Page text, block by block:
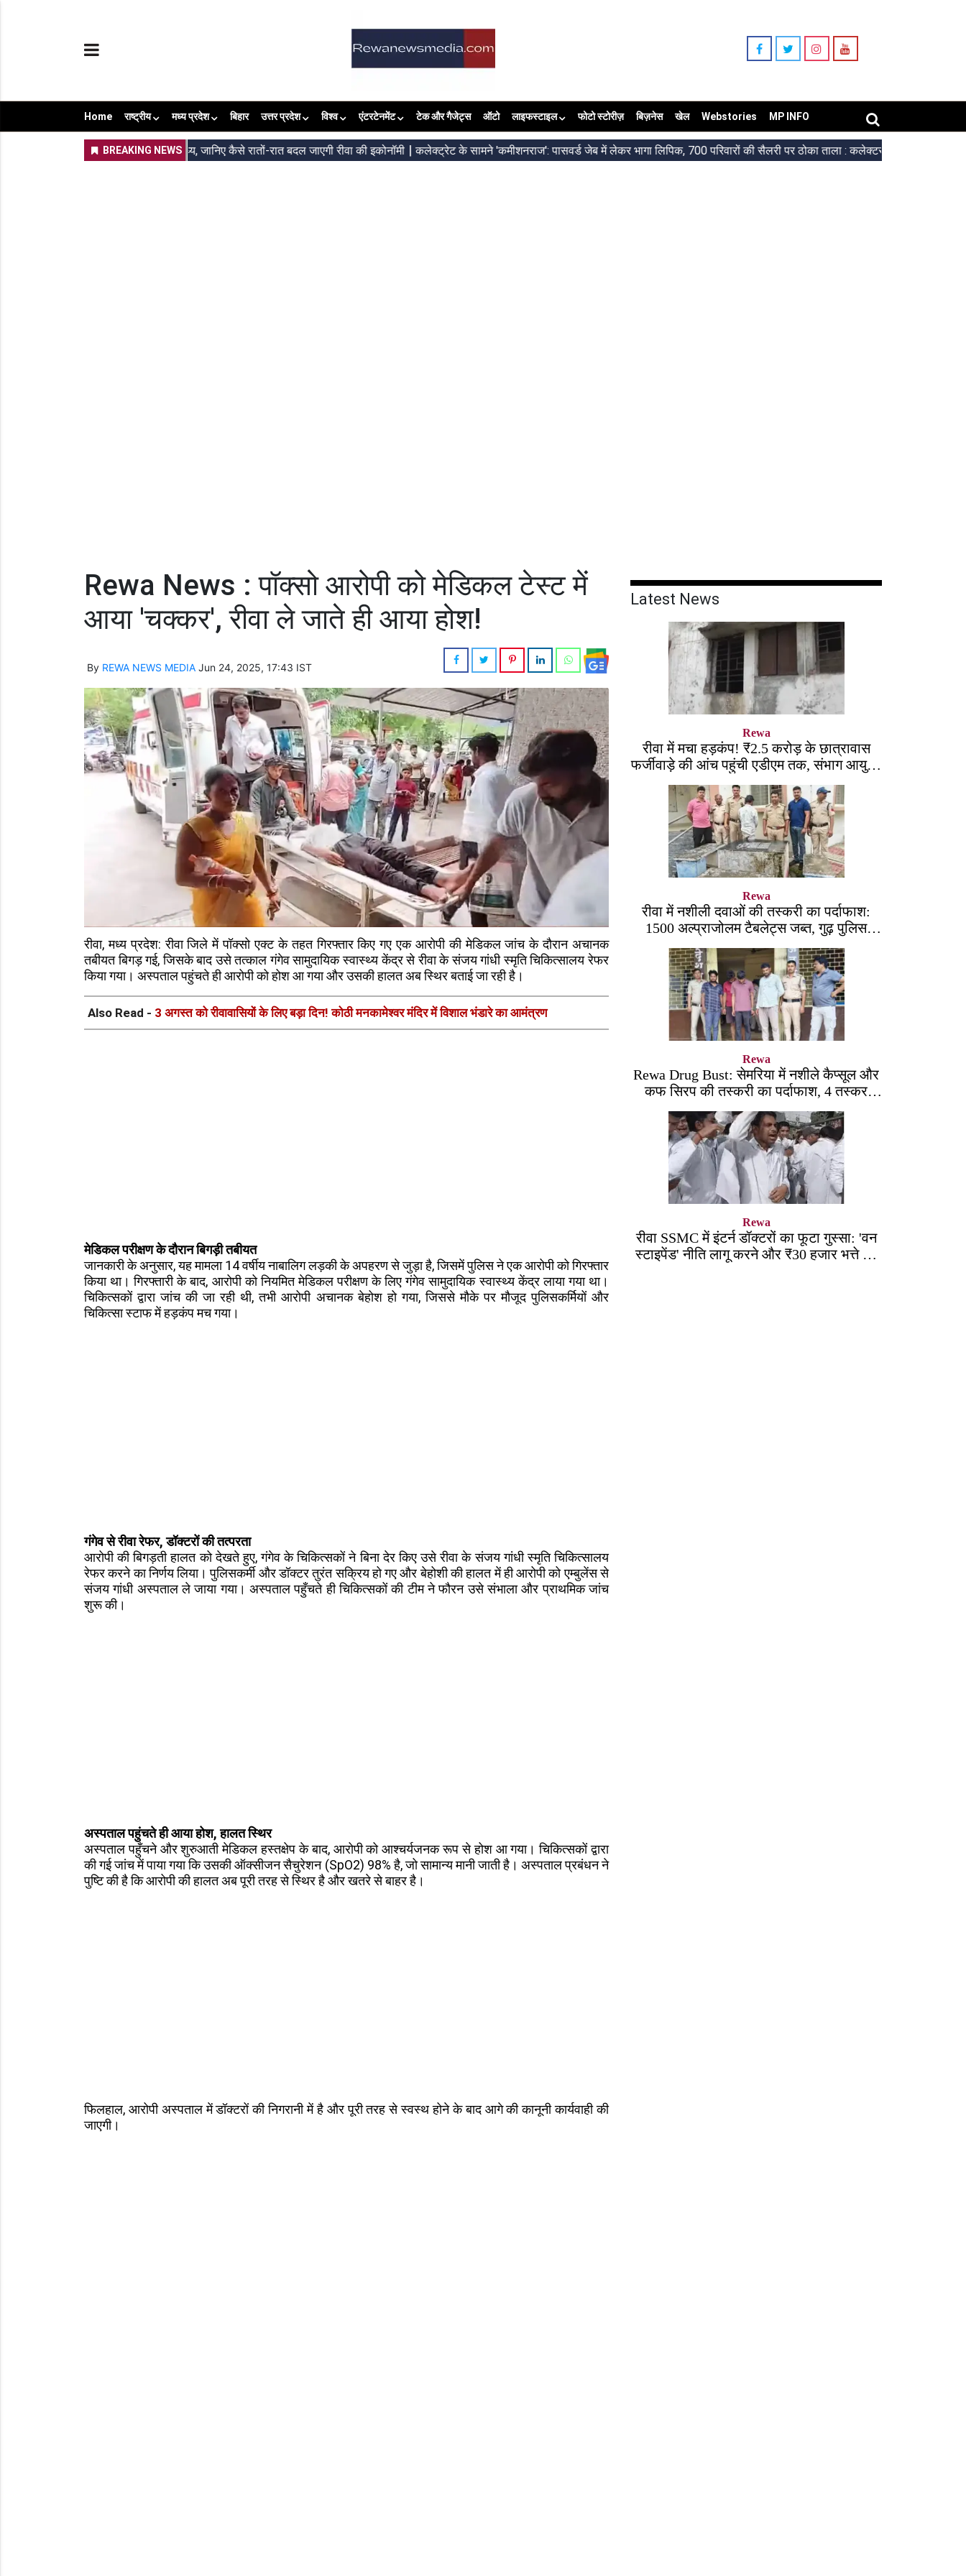
Home राष्ट्रीय मध्य प्रदेश बिहार उत्तर प्रदेश विश्व एंटरटेनमेंट टेक और गैजेट्स ऑटो लाइफस्टाइल फोटो स्टोरीज़ बिज़नेस खेल Webstories MP INFO
Rewa News : पॉक्सो आरोपी को मेडिकल टेस्ट में
आया 'चक्कर', रीवा ले जाते ही आया होश!
By REWA NEWS MEDIA Jun 24, 2025, 17:43 IST
रीवा, मध्य प्रदेश: रीवा जिले में पॉक्सो एक्ट के तहत गिरफ्तार किए गए एक आरोपी की मेडिकल जांच के दौरान अचानक
तबीयत बिगड़ गई, जिसके बाद उसे तत्काल गंगेव सामुदायिक स्वास्थ्य केंद्र से रीवा के संजय गांधी स्मृति चिकित्सालय रेफर
किया गया। अस्पताल पहुंचते ही आरोपी को होश आ गया और उसकी हालत अब स्थिर बताई जा रही है।
Also Read - 3 अगस्त को रीवावासियों के लिए बड़ा दिन! कोठी मनकामेश्वर मंदिर में विशाल भंडारे का आमंत्रण
मेडिकल परीक्षण के दौरान बिगड़ी तबीयत
जानकारी के अनुसार, यह मामला 14 वर्षीय नाबालिग लड़की के अपहरण से जुड़ा है, जिसमें पुलिस ने एक आरोपी को गिरफ्तार
किया था। गिरफ्तारी के बाद, आरोपी को नियमित मेडिकल परीक्षण के लिए गंगेव सामुदायिक स्वास्थ्य केंद्र लाया गया था।
चिकित्सकों द्वारा जांच की जा रही थी, तभी आरोपी अचानक बेहोश हो गया, जिससे मौके पर मौजूद पुलिसकर्मियों और
चिकित्सा स्टाफ में हड़कंप मच गया।
गंगेव से रीवा रेफर, डॉक्टरों की तत्परता
आरोपी की बिगड़ती हालत को देखते हुए, गंगेव के चिकित्सकों ने बिना देर किए उसे रीवा के संजय गांधी स्मृति चिकित्सालय
रेफर करने का निर्णय लिया। पुलिसकर्मी और डॉक्टर तुरंत सक्रिय हो गए और बेहोशी की हालत में ही आरोपी को एम्बुलेंस से
संजय गांधी अस्पताल ले जाया गया। अस्पताल पहुँचते ही चिकित्सकों की टीम ने फौरन उसे संभाला और प्राथमिक जांच
शुरू की।
अस्पताल पहुंचते ही आया होश, हालत स्थिर
अस्पताल पहुँचने और शुरुआती मेडिकल हस्तक्षेप के बाद, आरोपी को आश्चर्यजनक रूप से होश आ गया। चिकित्सकों द्वारा
की गई जांच में पाया गया कि उसकी ऑक्सीजन सैचुरेशन (SpO2) 98% है, जो सामान्य मानी जाती है। अस्पताल प्रबंधन ने
पुष्टि की है कि आरोपी की हालत अब पूरी तरह से स्थिर है और खतरे से बाहर है।
फिलहाल, आरोपी अस्पताल में डॉक्टरों की निगरानी में है और पूरी तरह से स्वस्थ होने के बाद आगे की कानूनी कार्यवाही की
जाएगी।
Latest News
Rewa
रीवा में मचा हड़कंप! ₹2.5 करोड़ के छात्रावास
फर्जीवाड़े की आंच पहुंची एडीएम तक, संभाग आयुक्त
को भेजा एक्शन लेटर
Rewa
रीवा में नशीली दवाओं की तस्करी का पर्दाफाश:
1500 अल्प्राजोलम टैबलेट्स जब्त, गुढ़ पुलिस
खंगाल रही सप्लाई चेन
Rewa
Rewa Drug Bust: सेमरिया में नशीले कैप्सूल और
कफ सिरप की तस्करी का पर्दाफाश, 4 तस्कर
सलाखों के पीछे
Rewa
रीवा SSMC में इंटर्न डॉक्टरों का फूटा गुस्सा: 'वन
स्टाइपेंड' नीति लागू करने और ₹30 हजार भत्ते की